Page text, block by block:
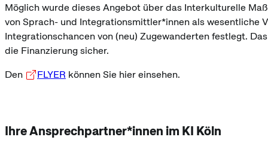
Möglich wurde dieses Angebot über das Interkulturelle
von Sprach- und Integrationsmittler*innen als wesentliche
Integrationschancen von (neu) Zugewanderten festlegt.
die Finanzierung sicher.
Den
FLYER können Sie hier einsehen.
Ihre Ansprechpartner*innen im KI Köln